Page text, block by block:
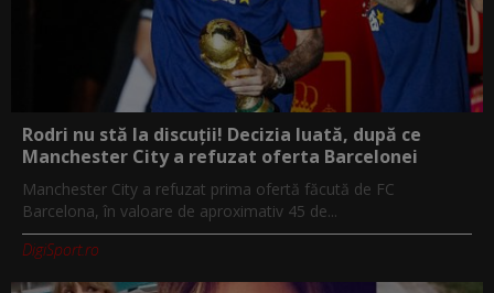
Rodri nu stă la discuții! Decizia luată, după ce
Manchester City a refuzat oferta Barcelonei
Manchester City a refuzat prima ofertă făcută de FC
Barcelona, în valoare de aproximativ 45 de...
DigiSport.ro